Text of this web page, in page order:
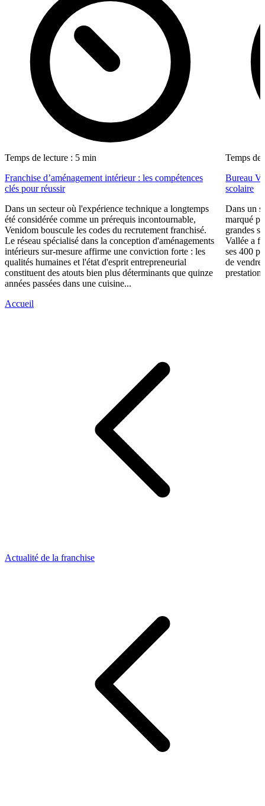
Temps de lecture : 5 min
Franchise d’aménagement intérieur : les compétences
clés pour réussir
Dans un secteur où l'expérience technique a longtemps
été considérée comme un prérequis incontournable,
Venidom bouscule les codes du recrutement franchisé.
Le réseau spécialisé dans la conception d'aménagements
intérieurs sur-mesure affirme une conviction forte : les
qualités humaines et l'état d'esprit entrepreneurial
constituent des atouts bien plus déterminants que quinze
années passées dans une cuisine...
Temps de
Bureau
scolaire
Dans un
marqué
grandes
Vallée a
ses 400
de vendre
Accueil
Actualité de la franchise